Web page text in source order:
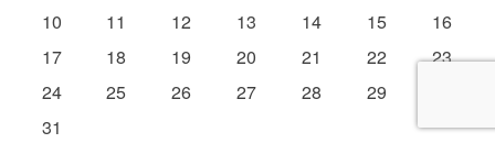
10
11 12 13 14 15
16
17
18 19 20 21 22
23
24
25 26 27 28 29
31